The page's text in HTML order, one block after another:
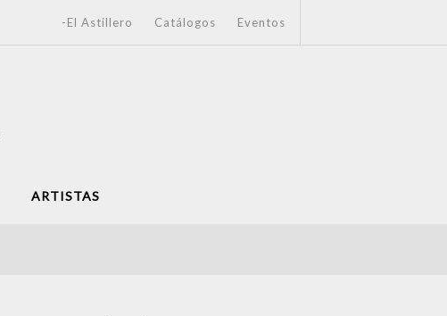
-El Astillero Catálogos Eventos
ARTISTAS